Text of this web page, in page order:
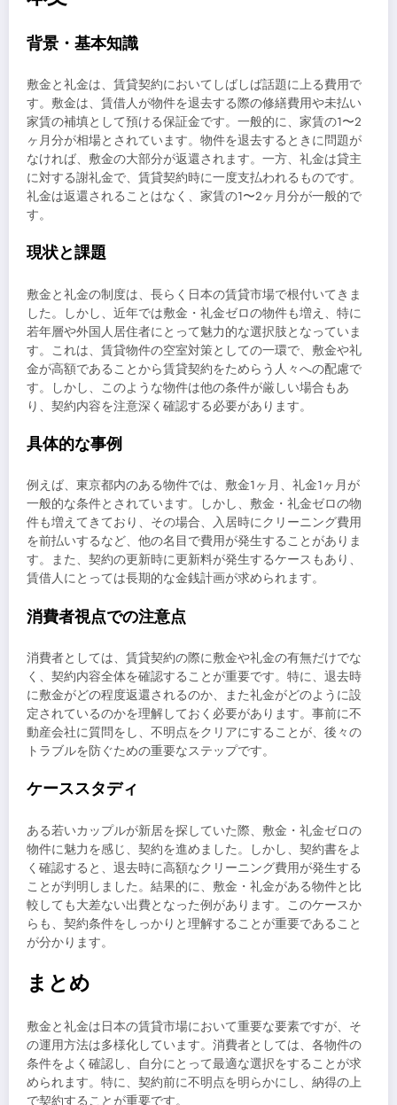
背景・基本知識
敷金と礼金は、賃貸契約においてしばしば話題に上る費用で
す。敷金は、賃借人が物件を退去する際の修繕費用や未払い
家賃の補填として預ける保証金です。一般的に、家賃の1〜2
ヶ月分が相場とされています。物件を退去するときに問題が
なければ、敷金の大部分が返還されます。一方、礼金は貸主
に対する謝礼金で、賃貸契約時に一度支払われるものです。
礼金は返還されることはなく、家賃の1〜2ヶ月分が一般的で
す。
現状と課題
敷金と礼金の制度は、長らく日本の賃貸市場で根付いてきま
した。しかし、近年では敷金・礼金ゼロの物件も増え、特に
若年層や外国人居住者にとって魅力的な選択肢となっていま
す。これは、賃貸物件の空室対策としての一環で、敷金や礼
金が高額であることから賃貸契約をためらう人々への配慮で
す。しかし、このような物件は他の条件が厳しい場合もあ
り、契約内容を注意深く確認する必要があります。
具体的な事例
例えば、東京都内のある物件では、敷金1ヶ月、礼金1ヶ月が
一般的な条件とされています。しかし、敷金・礼金ゼロの物
件も増えてきており、その場合、入居時にクリーニング費用
を前払いするなど、他の名目で費用が発生することがありま
す。また、契約の更新時に更新料が発生するケースもあり、
賃借人にとっては長期的な金銭計画が求められます。
消費者視点での注意点
消費者としては、賃貸契約の際に敷金や礼金の有無だけでな
く、契約内容全体を確認することが重要です。特に、退去時
に敷金がどの程度返還されるのか、また礼金がどのように設
定されているのかを理解しておく必要があります。事前に不
動産会社に質問をし、不明点をクリアにすることが、後々の
トラブルを防ぐための重要なステップです。
ケーススタディ
ある若いカップルが新居を探していた際、敷金・礼金ゼロの
物件に魅力を感じ、契約を進めました。しかし、契約書をよ
く確認すると、退去時に高額なクリーニング費用が発生する
ことが判明しました。結果的に、敷金・礼金がある物件と比
較しても大差ない出費となった例があります。このケースか
らも、契約条件をしっかりと理解することが重要であること
が分かります。
まとめ
敷金と礼金は日本の賃貸市場において重要な要素ですが、そ
の運用方法は多様化しています。消費者としては、各物件の
条件をよく確認し、自分にとって最適な選択をすることが求
められます。特に、契約前に不明点を明らかにし、納得の上
で契約することが重要です。